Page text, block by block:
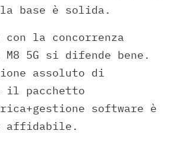
base è solida.
la concorrenza
M8 5G si difende bene.
assoluto di
il pacchetto
software è
affidabile.